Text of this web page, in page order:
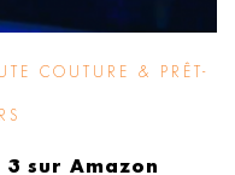
COUTURE & PRÊT-
sur Amazon